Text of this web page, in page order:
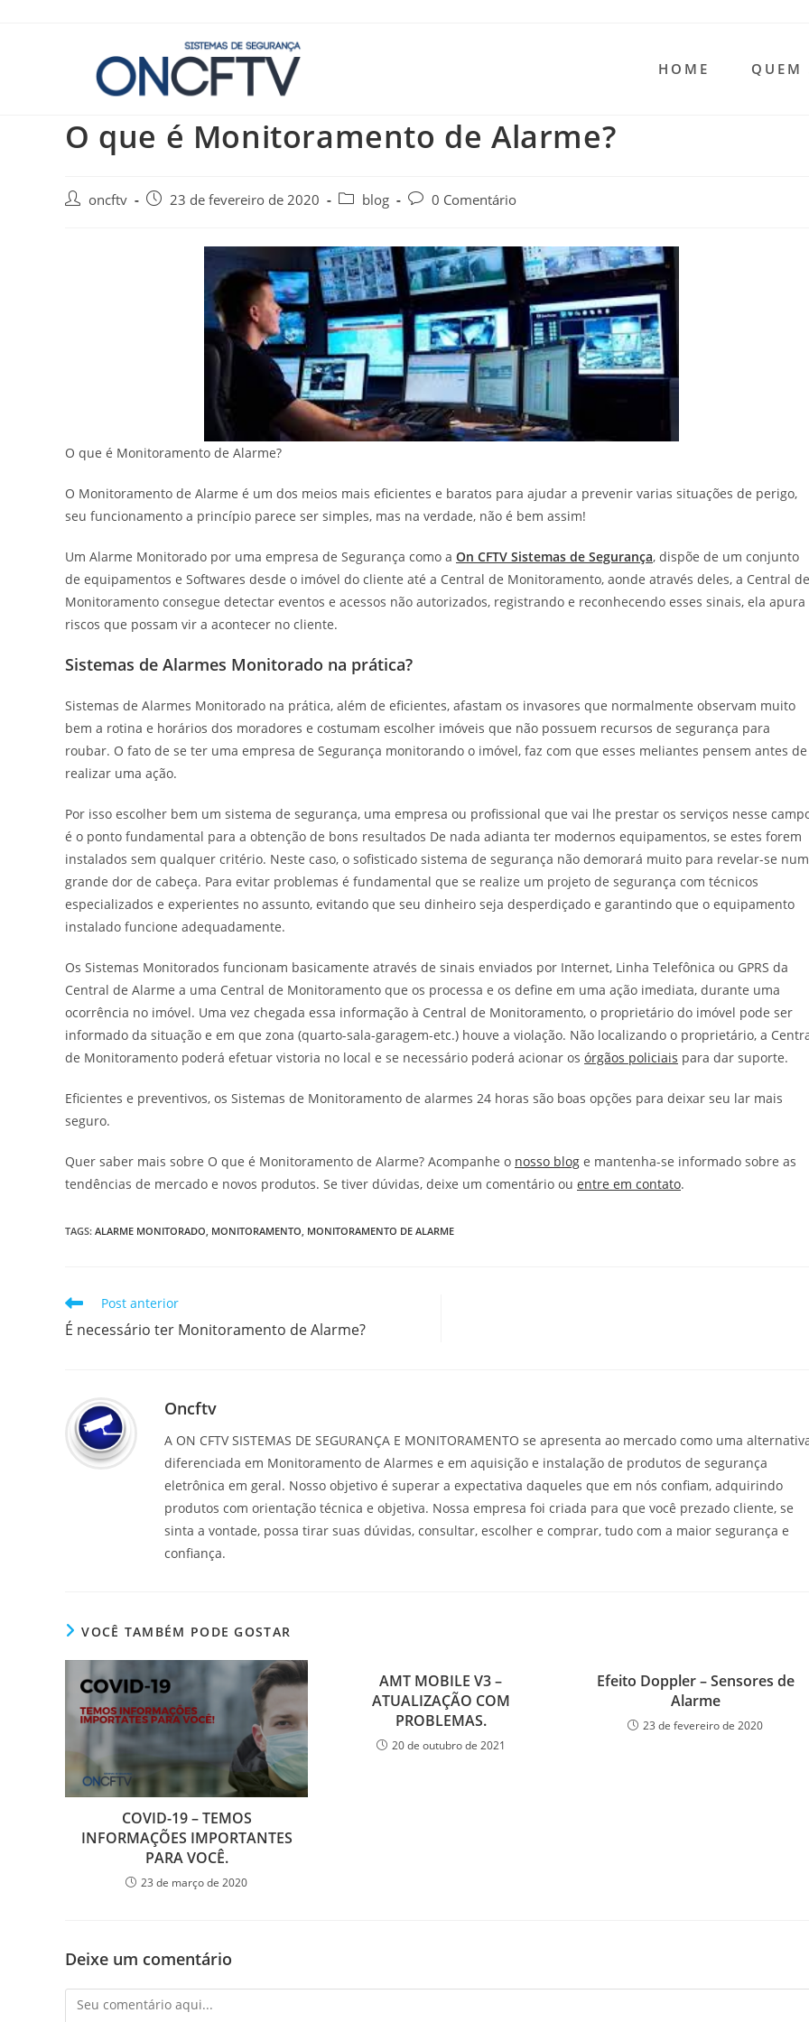
HOME QUEM
O que é Monitoramento de Alarme?
oncftv 23 de fevereiro de 2020 blog 0 Comentário
O que é Monitoramento de Alarme?
O Monitoramento de Alarme é um dos meios mais eficientes e baratos para ajudar a prevenir varias situações de perigo,
seu funcionamento a princípio parece ser simples, mas na verdade, não é bem assim!
Um Alarme Monitorado por uma empresa de Segurança como a On CFTV Sistemas de Segurança, dispõe de um conjunto
de equipamentos e Softwares desde o imóvel do cliente até a Central de Monitoramento, aonde através deles, a Central de
Monitoramento consegue detectar eventos e acessos não autorizados, registrando e reconhecendo esses sinais, ela apura
riscos que possam vir a acontecer no cliente.
Sistemas de Alarmes Monitorado na prática?
Sistemas de Alarmes Monitorado na prática, além de eficientes, afastam os invasores que normalmente observam muito
bem a rotina e horários dos moradores e costumam escolher imóveis que não possuem recursos de segurança para
roubar. O fato de se ter uma empresa de Segurança monitorando o imóvel, faz com que esses meliantes pensem antes de
realizar uma ação.
Por isso escolher bem um sistema de segurança, uma empresa ou profissional que vai lhe prestar os serviços nesse
é o ponto fundamental para a obtenção de bons resultados De nada adianta ter modernos equipamentos, se estes forem
instalados sem qualquer critério. Neste caso, o sofisticado sistema de segurança não demorará muito para revelar-se
grande dor de cabeça. Para evitar problemas é fundamental que se realize um projeto de segurança com técnicos
especializados e experientes no assunto, evitando que seu dinheiro seja desperdiçado e garantindo que o equipamento
instalado funcione adequadamente.
Os Sistemas Monitorados funcionam basicamente através de sinais enviados por Internet, Linha Telefônica ou GPRS da
Central de Alarme a uma Central de Monitoramento que os processa e os define em uma ação imediata, durante uma
ocorrência no imóvel. Uma vez chegada essa informação à Central de Monitoramento, o proprietário do imóvel pode ser
informado da situação e em que zona (quarto-sala-garagem-etc.) houve a violação. Não localizando o proprietário, a
de Monitoramento poderá efetuar vistoria no local e se necessário poderá acionar os órgãos policiais para dar suporte.
Eficientes e preventivos, os Sistemas de Monitoramento de alarmes 24 horas são boas opções para deixar seu lar mais
seguro.
Quer saber mais sobre O que é Monitoramento de Alarme? Acompanhe o nosso blog e mantenha-se informado sobre as
tendências de mercado e novos produtos. Se tiver dúvidas, deixe um comentário ou entre em contato.
TAGS: ALARME MONITORADO, MONITORAMENTO, MONITORAMENTO DE ALARME
Post anterior
É necessário ter Monitoramento de Alarme?
Oncftv
A ON CFTV SISTEMAS DE SEGURANÇA E MONITORAMENTO se apresenta ao mercado como uma
diferenciada em Monitoramento de Alarmes e em aquisição e instalação de produtos de segurança
eletrônica em geral. Nosso objetivo é superar a expectativa daqueles que em nós confiam, adquirindo
produtos com orientação técnica e objetiva. Nossa empresa foi criada para que você prezado cliente, se
sinta a vontade, possa tirar suas dúvidas, consultar, escolher e comprar, tudo com a maior segurança e
confiança.
VOCÊ TAMBÉM PODE GOSTAR
COVID-19 – TEMOS
INFORMAÇÕES IMPORTANTES
PARA VOCÊ.
23 de março de 2020
AMT MOBILE V3 –
ATUALIZAÇÃO COM
PROBLEMAS.
20 de outubro de 2021
Efeito Doppler – Sensores de
Alarme
23 de fevereiro de 2020
Deixe um comentário